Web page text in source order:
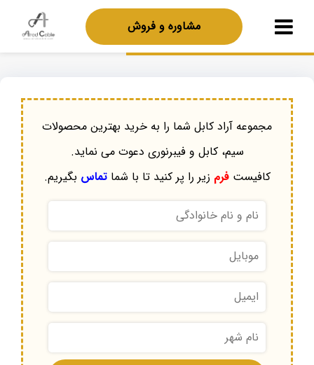
مشاوره و فروش
مجموعه آراد کابل شما را به خرید بهترین محصولات
سیم، کابل و فیبرنوری دعوت می نماید.
کافیستفرم زیر را پر کنید تا با شماتماس بگیریم.